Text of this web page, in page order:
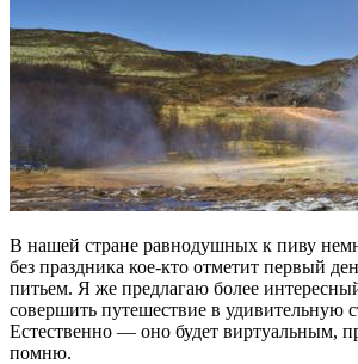
В нашей стране равнодушных к пиву
без праздника кое-кто отметит первый
питьем. Я же предлагаю более
совершить путешествие в удивительную
Естественно — оно будет виртуальным,
помню.